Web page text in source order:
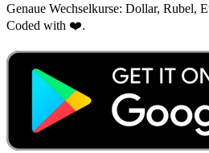
Genaue Wechselkurse: Dollar, Rubel,
Coded with ❤️.